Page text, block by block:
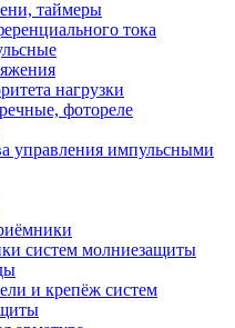
таймеры
тока
нагрузки
фотореле
управления импульсными
систем молниезащиты
и крепёж систем